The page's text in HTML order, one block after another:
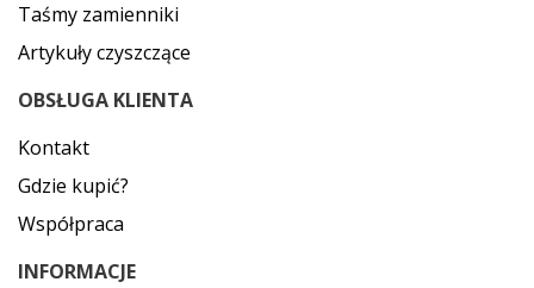
Taśmy zamienniki
Artykuły czyszczące
OBSŁUGA KLIENTA
Kontakt
Gdzie kupić?
Współpraca
INFORMACJE